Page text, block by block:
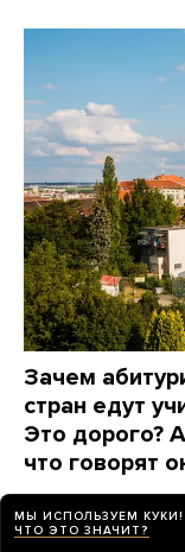
Зачем
стран едут
Это дорого?
что говорят
МЫ ИСПОЛЬЗУЕМ КУКИ!
ЧТО ЭТО ЗНАЧИТ?